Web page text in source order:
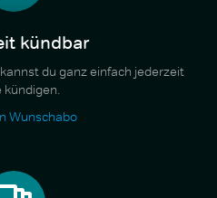
kündbar
du ganz einfach jederzeit
kündigen.
Wunschabo